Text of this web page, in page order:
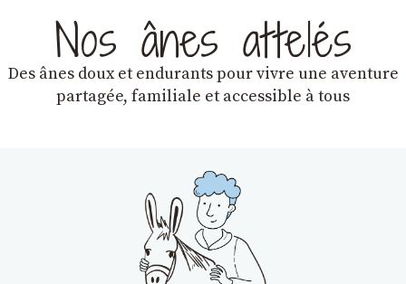
Nos ânes attelés
Des ânes doux et endurantspour vivre une aventure
partagée, familiale et accessible à tous